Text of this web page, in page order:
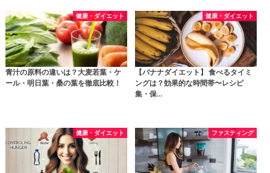
健康・ダイエット
青汁の原料の違いは？大麦若葉・ケ
ール・明日葉・桑の葉を徹底比較！
健康・ダイエット
【バナナダイエット】 食べるタイミ
ングは？効果的な時間帯〜レシピ
集・保…
健康・ダイエット ファスティング